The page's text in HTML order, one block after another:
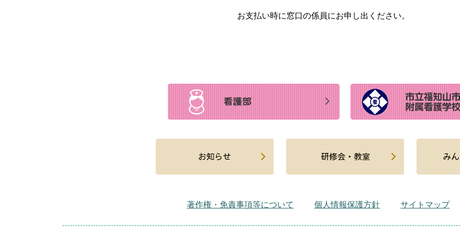
お支払い時に窓口の係員にお申し出ください。
著作権・免責事項等について 個人情報保護方針 サイトマップ